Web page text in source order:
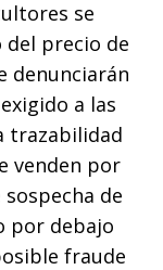
se
precio de
denunciarán
a las
trazabilidad
venden por
de
por debajo
fraude